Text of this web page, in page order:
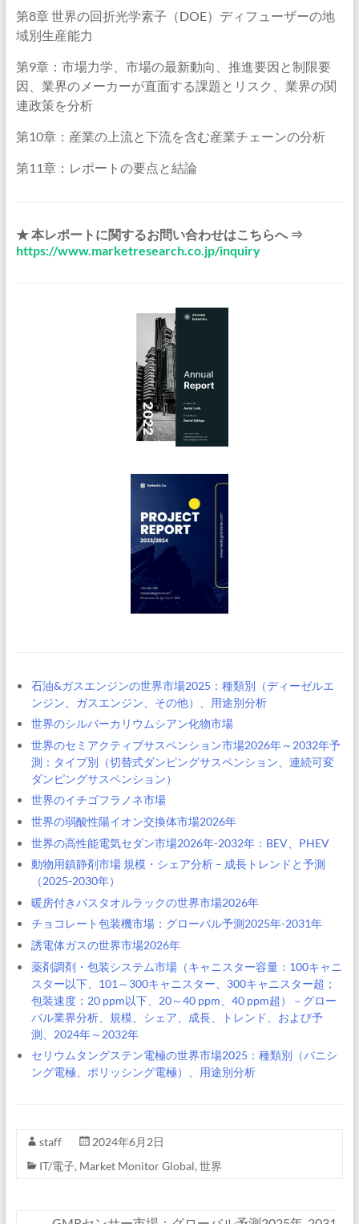
第8章 世界の回折光学素子（DOE）ディフューザーの地
域別生産能力
第9章：市場力学、市場の最新動向、推進要因と制限要
因、業界のメーカーが直面する課題とリスク、業界の関
連政策を分析
第10章：産業の上流と下流を含む産業チェーンの分析
第11章：レポートの要点と結論
★ 本レポートに関するお問い合わせはこちらへ ⇒
https://www.marketresearch.co.jp/inquiry
石油&ガスエンジンの世界市場2025：種類別（ディーゼルエ
ンジン、ガスエンジン、その他）、用途別分析
世界のシルバーカリウムシアン化物市場
世界のセミアクティブサスペンション市場2026年～2032年予
測：タイプ別（切替式ダンピングサスペンション、連続可変
ダンピングサスペンション）
世界のイチゴフラノネ市場
世界の弱酸性陽イオン交換体市場2026年
世界の高性能電気セダン市場2026年-2032年：BEV、PHEV
動物用鎮静剤市場 規模・シェア分析 – 成長トレンドと予測
（2025-2030年）
暖房付きバスタオルラックの世界市場2026年
チョコレート包装機市場：グローバル予測2025年-2031年
誘電体ガスの世界市場2026年
薬剤調剤・包装システム市場（キャニスター容量：100キャニ
スター以下、101～300キャニスター、300キャニスター超；
包装速度：20 ppm以下、20～40 ppm、40 ppm超）－グロー
バル業界分析、規模、シェア、成長、トレンド、および予
測、2024年～2032年
セリウムタングステン電極の世界市場2025：種類別（バニシ
ング電極、ポリッシング電極）、用途別分析
staff
2024年6月2日
IT/電子, Market Monitor Global, 世界